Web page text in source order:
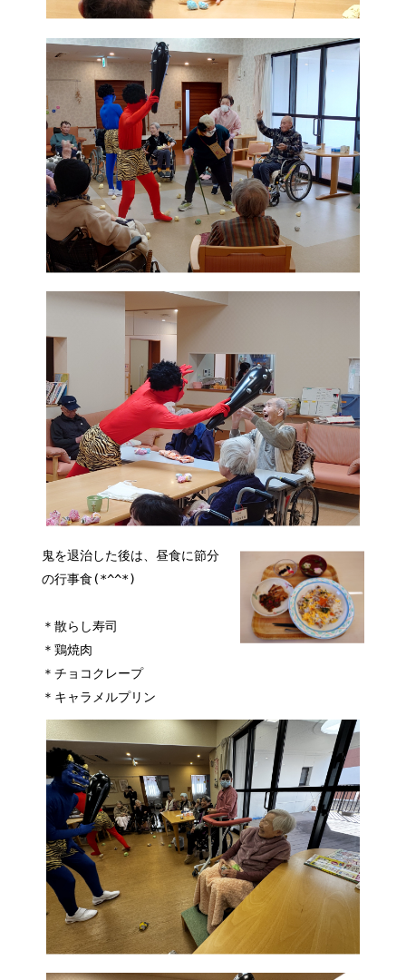
鬼を退治した後は、昼食に節分
の行事食(*^^*)
＊散らし寿司
＊鶏焼肉
＊チョコクレープ
＊キャラメルプリン